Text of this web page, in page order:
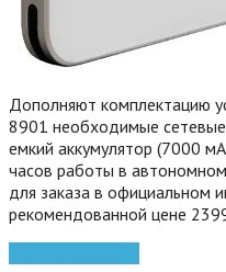
Дополняют комплектацию
8901 необходимые
емкий аккумулятор (7000
часов работы в
для заказа в официальном
рекомендованной цене